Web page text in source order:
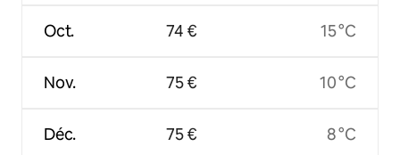
Oct.
Nov.
Déc.
74 €
75 €
75 €
15 °C
10 °C
8 °C